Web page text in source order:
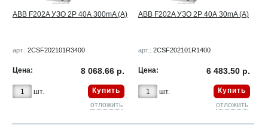
ABB F202A УЗО 2Р 40А 300mA (A)
арт.: 2CSF202101R3400
Цена: 8 068.66 р.
шт.
Купить
отложить
ABB F202A УЗО 2Р 40А 30mA (А)
арт.: 2CSF202101R1400
Цена: 6 483.50 р.
шт.
Купить
отложить